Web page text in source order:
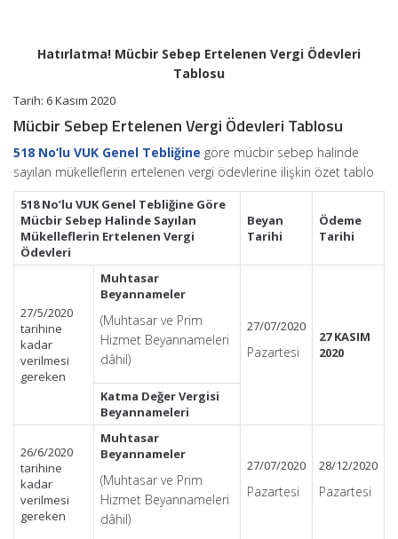
Hatırlatma! Mücbir Sebep Ertelenen Vergi Ödevleri
Tablosu
Tarih: 6 Kasım 2020
Mücbir Sebep Ertelenen Vergi Ödevleri Tablosu
518 No’lu VUK Genel Tebliğine göre mücbir sebep halinde
sayılan mükelleflerin ertelenen vergi ödevlerine ilişkin özet tablo
518 No’lu VUK Genel Tebliğine Göre
Mücbir Sebep Halinde Sayılan
Mükelleflerin Ertelenen Vergi
Ödevleri
Beyan
Tarihi
Ödeme
Tarihi
27/5/2020
tarihine
kadar
verilmesi
gereken
Muhtasar
Beyannameler
(Muhtasar ve Prim
Hizmet Beyannameleri
dâhil)
27/07/2020
Pazartesi
27 KASIM
2020
Katma Değer Vergisi
Beyannameleri
26/6/2020
tarihine
kadar
verilmesi
gereken
Muhtasar
Beyannameler
(Muhtasar ve Prim
Hizmet Beyannameleri
dâhil)
27/07/2020
Pazartesi
28/12/2020
Pazartesi